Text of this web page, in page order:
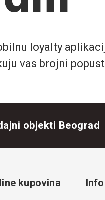
loyalty
vas brojni
objekti Beograd
kupovina Info